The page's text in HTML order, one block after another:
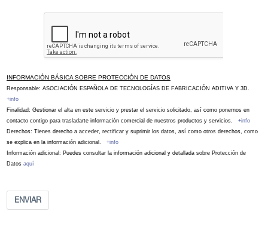
INFORMACIÓN BÁSICA SOBRE PROTECCIÓN DE DATOS
Responsable: ASOCIACIÓN ESPAÑOLA DE TECNOLOGÍAS DE FABRICACIÓN ADITIVA Y 3D.
+info
Finalidad: Gestionar el alta en este servicio y prestar el servicio solicitado, así como ponernos en
contacto contigo para trasladarte información comercial de nuestros productos y servicios. +info
Derechos: Tienes derecho a acceder, rectificar y suprimir los datos, así como otros derechos, como
se explica en la información adicional. +info
Información adicional: Puedes consultar la información adicional y detallada sobre Protección de
Datos aquí
ENVIAR